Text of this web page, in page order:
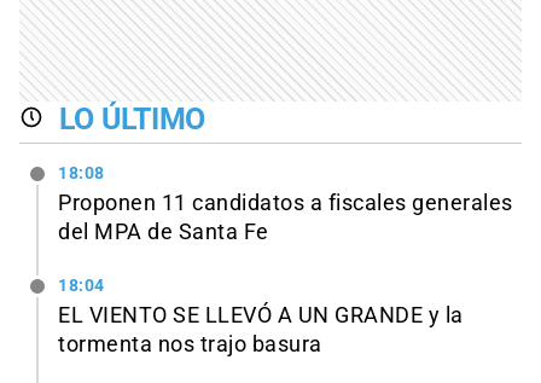
LO ÚLTIMO
18:08
Proponen 11 candidatos a fiscales generales
del MPA de Santa Fe
18:04
EL VIENTO SE LLEVÓ A UN GRANDE y la
tormenta nos trajo basura